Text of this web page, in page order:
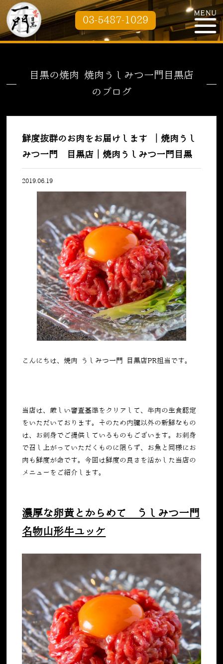
03-5487-1029
目黒の焼肉 焼肉うしみつ一門目黒店
のブログ
鮮度抜群のお肉をお届けします ｜焼肉うし
みつ一門 目黒店｜焼肉うしみつ一門目黒
2019.06.19
こんにちは、焼肉 うしみつ一門 目黒店PR担当です。
当店は、厳しい審査基準をクリアして、牛肉の生食認定
をいただいております。そのため内臓以外の新鮮なもの
は、お刺身でご提供しているものもございます。お刺身
で召し上がっていただくものに限らず、お魚と同様にお
肉も鮮度が命です。今回は鮮度の良さを活かした当店の
メニューをご紹介します。
濃厚な卵黄とからめて うしみつ一門
名物山形牛ユッケ